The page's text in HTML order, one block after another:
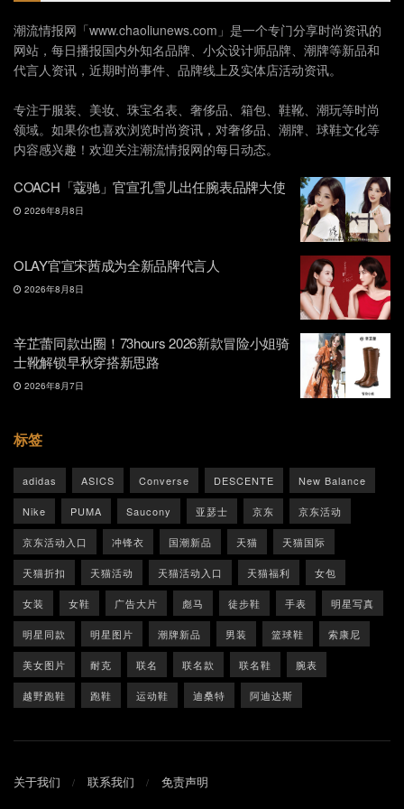
潮流情报网「www.chaoliunews.com」是一个专门分享时尚资讯的
网站，每日播报国内外知名品牌、小众设计师品牌、潮牌等新品和
代言人资讯，近期时尚事件、品牌线上及实体店活动资讯。
专注于服装、美妆、珠宝名表、奢侈品、箱包、鞋靴、潮玩等时尚
领域。如果你也喜欢浏览时尚资讯，对奢侈品、潮牌、球鞋文化等
内容感兴趣！欢迎关注潮流情报网的每日动态。
COACH「蔻驰」官宣孔雪儿出任腕表品牌大使
2026年8月8日
OLAY官宣宋茜成为全新品牌代言人
2026年8月8日
辛芷蕾同款出圈！73hours 2026新款冒险小姐骑
士靴解锁早秋穿搭新思路
2026年8月7日
标签
adidas ASICS Converse DESCENTE New Balance
Nike PUMA Saucony 亚瑟士 京东 京东活动
京东活动入口 冲锋衣 国潮新品 天猫 天猫国际
天猫折扣 天猫活动 天猫活动入口 天猫福利 女包
女装 女鞋 广告大片 彪马 徒步鞋 手表 明星写真
明星同款 明星图片 潮牌新品 男装 篮球鞋 索康尼
美女图片 耐克 联名 联名款 联名鞋 腕表
越野跑鞋 跑鞋 运动鞋 迪桑特 阿迪达斯
关于我们 联系我们 免责声明